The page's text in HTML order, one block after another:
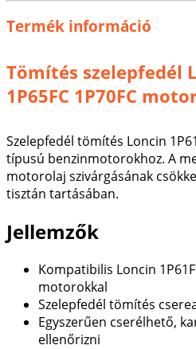
Termék információ
Tömítés szelepfedél
1P65FC 1P70FC
Szelepfedél tömítés Loncin
típusú benzinmotorokhoz. A
motorolaj szivárgásának
tisztán tartásában.
Jellemzők
Kompatibilis Loncin
motorokkal
Szelepfedél tömítés
Egyszerűen cserélhető,
ellenőrizni